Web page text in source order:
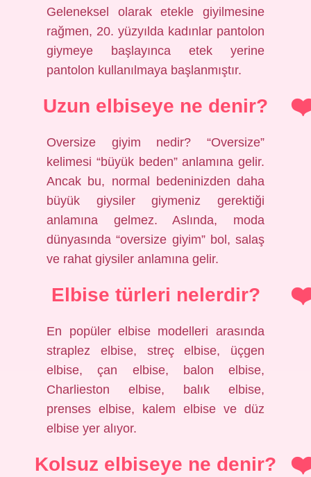
Geleneksel olarak etekle giyilmesine
rağmen, 20. yüzyılda kadınlar pantolon
giymeye başlayınca etek yerine
pantolon kullanılmaya başlanmıştır.
Uzun elbiseye ne denir?
Oversize giyim nedir? “Oversize”
kelimesi “büyük beden” anlamına gelir.
Ancak bu, normal bedeninizden daha
büyük giysiler giymeniz gerektiği
anlamına gelmez. Aslında, moda
dünyasında “oversize giyim” bol, salaş
ve rahat giysiler anlamına gelir.
Elbise türleri nelerdir?
En popüler elbise modelleri arasında
straplez elbise, streç elbise, üçgen
elbise, çan elbise, balon elbise,
Charlieston elbise, balık elbise,
prenses elbise, kalem elbise ve düz
elbise yer alıyor.
Kolsuz elbiseye ne denir?